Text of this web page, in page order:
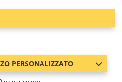
PERSONALIZZATO